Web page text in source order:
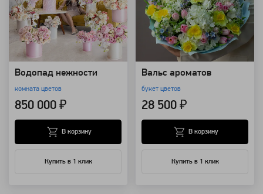
Водопад нежности
комната цветов
850 000 ₽
Купить в 1 клик
В корзину
Вальс ароматов
букет цветов
28 500 ₽
Купить в 1 клик
В корзину